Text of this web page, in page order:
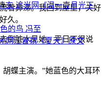
着鼻涕。我回到屋里，关好
久。
倒脏水见她，平日不很说
蝶主演。”她蓝色的大耳环
《温一壶月光下
的鸟 冯至
汪曾祺《夏天》原文